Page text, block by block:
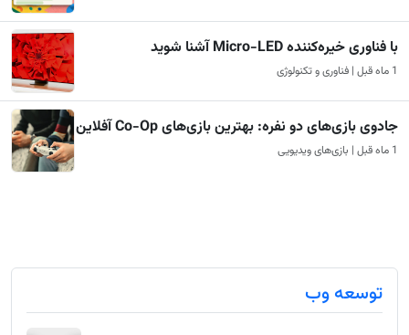
با فناوری خیره‌کننده Micro-LED آشنا شوید
1 ماه قبل | فناوری و تکنولوژی
جادوی بازی‌های دو نفره: بهترین بازی‌های Co-Op آفلاین
1 ماه قبل | بازی‌های ویدیویی
توسعه وب